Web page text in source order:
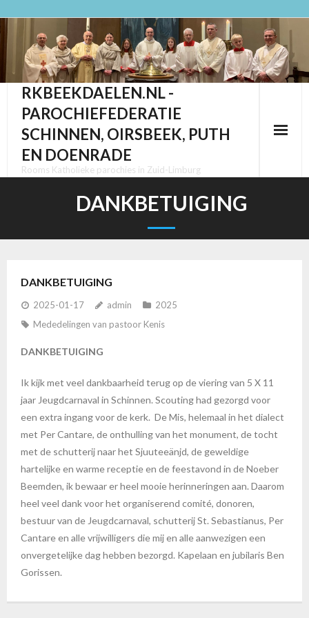
Ga
naar
inhoud
RKBEEKDAELEN.NL -
PAROCHIEFEDERATIE
SCHINNEN, OIRSBEEK, PUTH
EN DOENRADE
Rooms Katholieke parochies in Zuid-Limburg
DANKBETUIGING
DANKBETUIGING
2025-01-17 admin
2025
Mededelingen van pastoor Kenis
DANKBETUIGING
Ik kijk met veel dankbaarheid terug op de viering van 5 X 11
jaar Jeugdcarnaval in Schinnen. Scouting had gezorgd voor
een extra ingang voor de kerk. De Mis, helemaal in het dialect
met Per Cantare, de onthulling van het monument, de tocht
met de schutterij naar het Sjuuteeänjd, de geweldige
hartelijke en warme receptie en de feestavond in de Noeber
Beemden, ik bewaar er heel mooie herinneringen aan. Daarom
heel veel dank voor het organiserend comité, donoren,
bestuur van de Jeugdcarnaval, schutterij St. Sebastianus, Per
Cantare en alle vrijwilligers die mij en alle aanwezigen een
onvergetelijke dag hebben bezorgd. Kapelaan en jubilaris Ben
Gorissen.